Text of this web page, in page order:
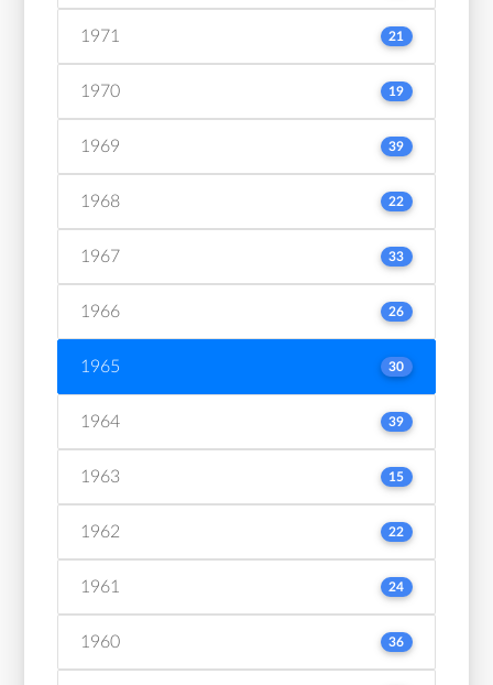
1971 21
1970 19
1969 39
1968 22
1967 33
1966 26
1965 30
1964 39
1963 15
1962 22
1961 24
1960 36